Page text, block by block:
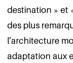
destination » et
des plus
l’architecture
adaptation aux